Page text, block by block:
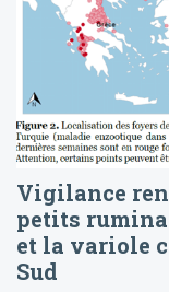
Vigilance
petits
et la variole
Sud